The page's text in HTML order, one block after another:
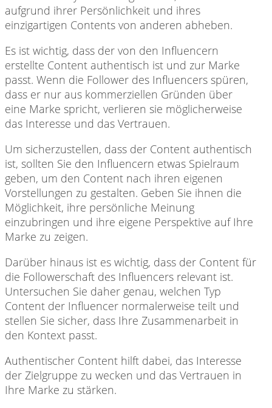
aufgrund ihrer Persönlichkeit und ihres
einzigartigen Contents von anderen abheben.
Es ist wichtig, dass der von den Influencern
erstellte Content authentisch ist und zur Marke
passt. Wenn die Follower des Influencers spüren,
dass er nur aus kommerziellen Gründen über
eine Marke spricht, verlieren sie möglicherweise
das Interesse und das Vertrauen.
Um sicherzustellen, dass der Content authentisch
ist, sollten Sie den Influencern etwas Spielraum
geben, um den Content nach ihren eigenen
Vorstellungen zu gestalten. Geben Sie ihnen die
Möglichkeit, ihre persönliche Meinung
einzubringen und ihre eigene Perspektive auf Ihre
Marke zu zeigen.
Darüber hinaus ist es wichtig, dass der Content für
die Followerschaft des Influencers relevant ist.
Untersuchen Sie daher genau, welchen Typ
Content der Influencer normalerweise teilt und
stellen Sie sicher, dass Ihre Zusammenarbeit in
den Kontext passt.
Authentischer Content hilft dabei, das Interesse
der Zielgruppe zu wecken und das Vertrauen in
Ihre Marke zu stärken.